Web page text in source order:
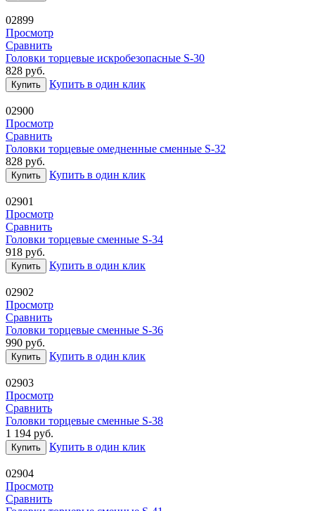
02899
Просмотр
Сравнить
Головки торцевые искробезопасные S-30
828 руб.
Купить Купить в один клик
02900
Просмотр
Сравнить
Головки торцевые омедненные сменные S-32
828 руб.
Купить Купить в один клик
02901
Просмотр
Сравнить
Головки торцевые сменные S-34
918 руб.
Купить Купить в один клик
02902
Просмотр
Сравнить
Головки торцевые сменные S-36
990 руб.
Купить Купить в один клик
02903
Просмотр
Сравнить
Головки торцевые сменные S-38
1 194 руб.
Купить Купить в один клик
02904
Просмотр
Сравнить